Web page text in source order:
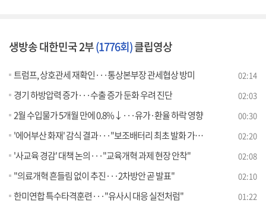
생방송 대한민국 2부(1776회)클립영상
트럼프, 상호관세 재확인···통상본부장 관세협상 방미 02:14
경기 하방압력 증가···수출 증가 둔화 우려 진단 02:03
2월 수입물가 5개월 만에 0.8%↓···유가·환율 하락 영향 00:30
'에어부산 화재' 감식 결과···"보조배터리 최초 발화 가능성" 02:20
'사교육 경감' 대책 논의···"교육개혁 과제 현장 안착" 02:08
"의료개혁 흔들림 없이 추진···2차방안 곧 발표" 02:10
한미연합 특수타격훈련···"유사시 대응 실전처럼" 01:22